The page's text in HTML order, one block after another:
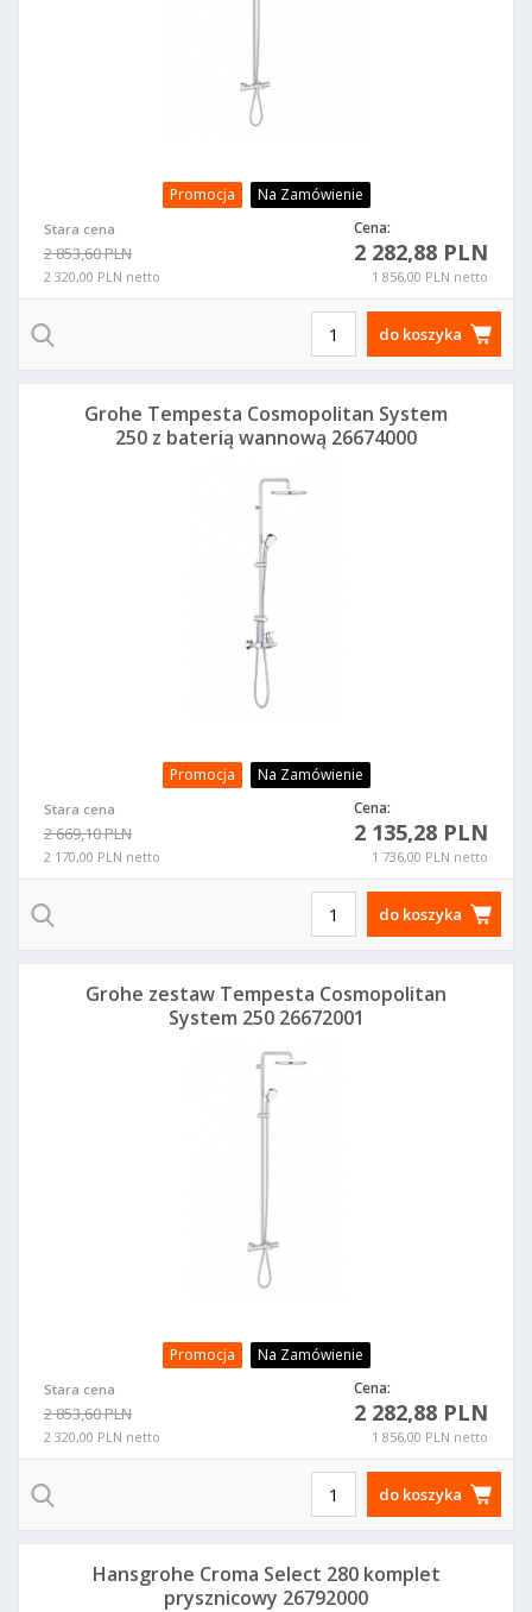
Promocja Na Zamówienie
Stara cena
2 853,60 PLN
2 320,00 PLN netto
Cena:
2 282,88 PLN
1 856,00 PLN netto
do koszyka
Promocja Na Zamówienie
Stara cena
2 669,10 PLN
2 170,00 PLN netto
Cena:
2 135,28 PLN
1 736,00 PLN netto
Grohe Tempesta Cosmopolitan System
250 z baterią wannową 26674000
do koszyka
Promocja Na Zamówienie
Stara cena
2 853,60 PLN
2 320,00 PLN netto
Cena:
2 282,88 PLN
1 856,00 PLN netto
Grohe zestaw Tempesta Cosmopolitan
System 250 26672001
do koszyka
Hansgrohe Croma Select 280 komplet
prysznicowy 26792000